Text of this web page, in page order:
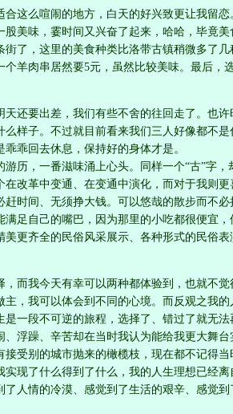
合这么喧闹的地方，白天的好兴致更让我留
股美味，霎时间又兴奋了起来，哈哈，毕竟
街了，这里的美食种类比洛带古镇稍微多了
个羊肉串居然要5元，虽然比较美味。最后，
天还要出差，我们有些不舍的往回走了。也
么样子。不过就目前看来我们三人好像都不
乖回去休息，保持好的身体才是。
游历，一番滋味涌上心头。同样一个“古”字
在改革中变通、在变通中演化，而对于我则
赶时间、无须挣大钱。可以悠哉的散步而不
满足自己的嘴巴，因为那里的小吃都很便宜
美更齐全的民俗风采展示、各种形式的民俗
，而我今天有幸可以两种都体验到，也就不
主，我可以体会到不同的心境。而反观之我
是一段不可逆的旅程，选择了、错过了就无
、浮躁、辛苦却在当时我认为能给我更大舞
接受别的城市抛来的橄榄枝，现在都不记得
实现了什么得到了什么，我的人生理想已经
了人情的冷漠、感觉到了生活的艰辛、感觉